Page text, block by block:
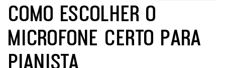
COMO ESCOLHER O
MICROFONE CERTO PARA
PIANISTA